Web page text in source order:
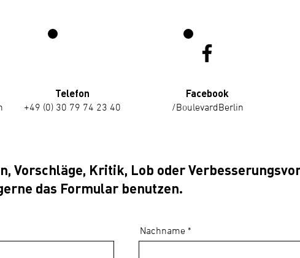
Telefon
+49 (0) 30 79 74 23 40
Facebook
/BoulevardBerlin
Vorschläge, Kritik, Lob oder
das Formular benutzen.
Nachname